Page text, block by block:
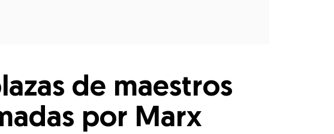
de maestros
por Marx